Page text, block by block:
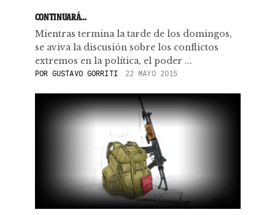
CONTINUARÁ…
Mientras termina la tarde de los domingos,
se aviva la discusión sobre los conflictos
extremos en la política, el poder ...
POR GUSTAVO GORRITI 22 MAYO 2015